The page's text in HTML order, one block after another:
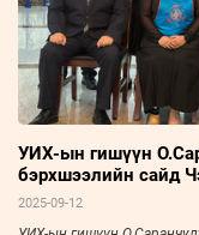
УИХ-ын гишүүн
бэрхшээлийн сайд
ажиллахаар боллоо
2025-09-12